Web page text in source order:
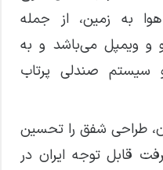
به زمین، از جمله
و ویمپل می‌باشد و به
سیستم صندلی پرتاب
طراحی شفق را تحسین
قابل توجه ایران در